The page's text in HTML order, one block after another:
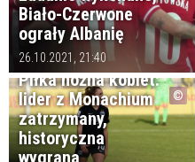
Biało-Czerwone
ograły Albanię
26.10.2021, 21:40
Piłka nożna kobiet:
lider z Monachium
zatrzymany,
historyczna